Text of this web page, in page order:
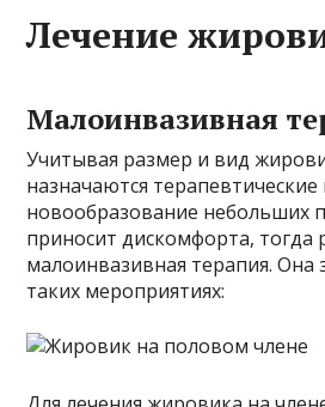
Лечение
Малоинвазивная
Учитывая размер и вид
назначаются
новообразование небольших
приносит дискомфорта, тогда
малоинвазивная терапия. Она
таких мероприятиях: